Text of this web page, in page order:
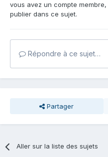
vous avez un compte membre,
publier dans ce sujet.
Répondre à ce sujet…
Partager
Aller sur la liste des sujets